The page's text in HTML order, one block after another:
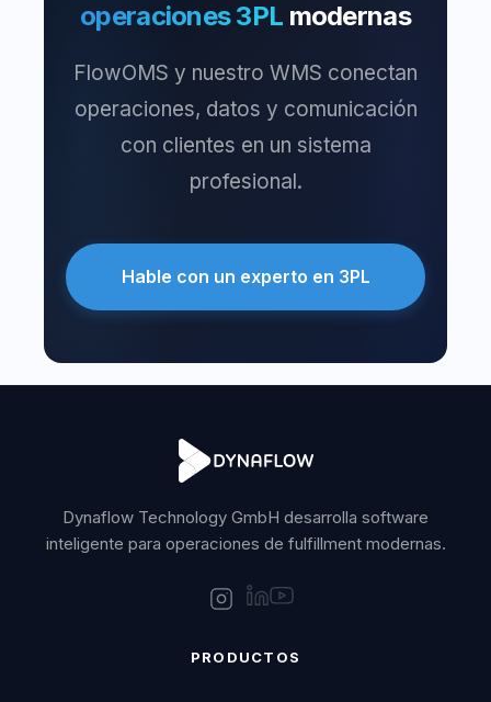
operaciones 3PL modernas
FlowOMS y nuestro WMS conectan
operaciones, datos y comunicación
con clientes en un sistema
profesional.
Hable con un experto en 3PL
Dynaflow Technology GmbH desarrolla software
inteligente para operaciones de fulfillment modernas.
PRODUCTOS